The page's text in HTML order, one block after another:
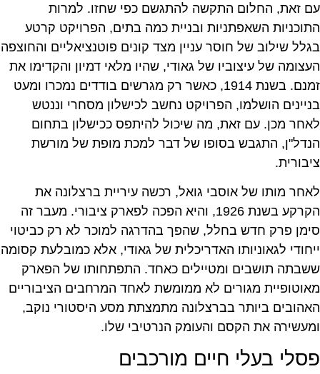
עם זאת, החלום התקשה להתגשם כפי שחזו. למרות
התוכניות השאפתניות ובניית כמה בתים, הפרויקט קרטע
בגלל שילוב של חוסר עניין מצד קונים פוטנציאליים והחוצפה
העצומה של עיצוביו של גאודי, שהיו מלאי דמיון והקדימו את
זמנם. בשנת 1914, כאשר רק מגרשים בודדים נמכרו ומעט
בניינים הושלמו, הפרויקט נחשב לכישלון מסחרי וננטש
לאחר מכן. עם זאת, מה שיכול להיתפס ככישלון בתחום
הנדל"ן, התגבש בסופו של דבר למכת מופת של מורשת
ציבורית.
לאחר מותו של אוסבי גואל, רכשה עיריית ברצלונה את
הקרקע בשנת 1926, והיא הפכה לפארק ציבורי. מעבר זה
סימן פרק חדש בחלל, שהפך בהדרגה למוכר לא רק כביטוי
ייחודי לגאוניותו האדריכלית של גאודי, אלא כמובלעת קסומה
ששבתה תושבים ומטיילים כאחד. התפתחותו של הפארק
מאוטופיית מגורים לא ממומשת לאחד המרחבים הציבוריים
האהובים ביותר בברצלונה מתמצתת מסע היסטורי נוקב,
ומעשירה את הקסם והעומק הנרטיבי שלו.
פסלי בעלי חיים מורכבים